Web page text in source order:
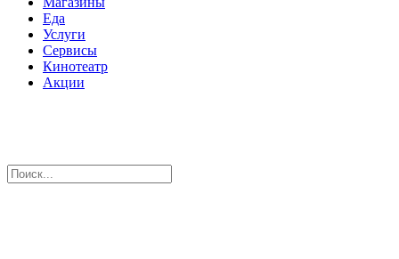
Еда
Услуги
Сервисы
Кинотеатр
Акции